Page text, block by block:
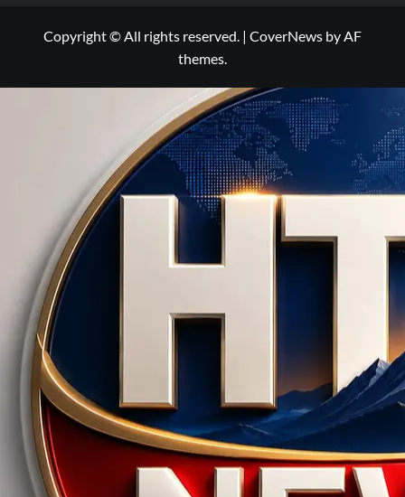
Copyright © All rights reserved. | CoverNews by AF
themes.